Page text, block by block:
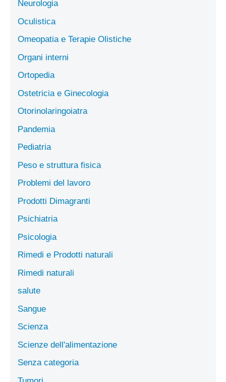
Neurologia
Oculistica
Omeopatia e Terapie Olistiche
Organi interni
Ortopedia
Ostetricia e Ginecologia
Otorinolaringoiatra
Pandemia
Pediatria
Peso e struttura fisica
Problemi del lavoro
Prodotti Dimagranti
Psichiatria
Psicologia
Rimedi e Prodotti naturali
Rimedi naturali
salute
Sangue
Scienza
Scienze dell'alimentazione
Senza categoria